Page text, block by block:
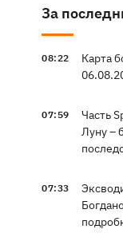
За
08:22
Карта
07:59
Часть
Луну –
07:33